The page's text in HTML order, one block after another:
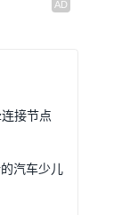
接节点
汽车少儿